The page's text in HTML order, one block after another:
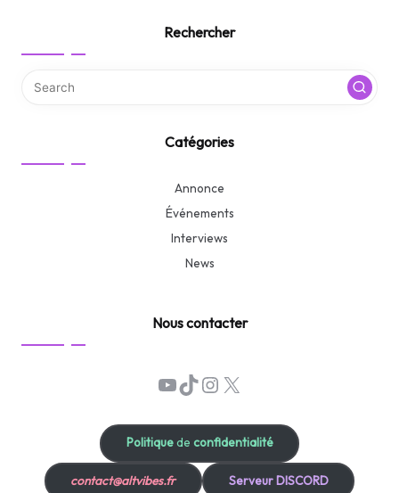
Rechercher
Catégories
Annonce
Événements
Interviews
News
Nous contacter
YouTube
TikTok
Instagram
X
Politiquede confidentialité
contact@altvibes.fr Serveur DISCORD